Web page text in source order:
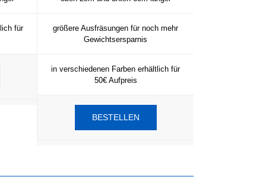
für
größere Ausfräsungen für noch mehr
Gewichtsersparnis
in verschiedenen Farben erhältlich für
50€ Aufpreis
BESTELLEN